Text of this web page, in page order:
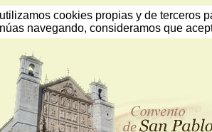
cookies propias y de terceros
navegando, consideramos que